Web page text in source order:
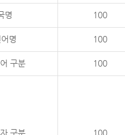
명 100
명 100
구분 100
구분 100